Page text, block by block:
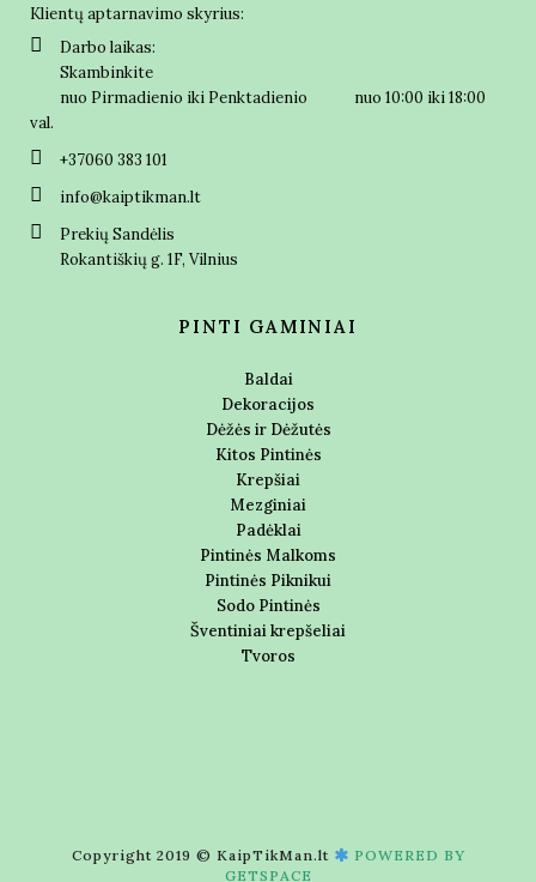
Klientų aptarnavimo skyrius:
Darbo laikas:
Skambinkite
nuo Pirmadienio iki Penktadienio nuo 10:00 iki 18:00
val.
+37060 383 101
info@kaiptikman.lt
Prekių Sandėlis
Rokantiškių g. 1F, Vilnius
PINTI GAMINIAI
Baldai
Dekoracijos
Dėžės ir Dėžutės
Kitos Pintinės
Krepšiai
Mezginiai
Padėklai
Pintinės Malkoms
Pintinės Piknikui
Sodo Pintinės
Šventiniai krepšeliai
Tvoros
Copyright 2019 © KaipTikMan.lt
POWERED BY
GETSPACE